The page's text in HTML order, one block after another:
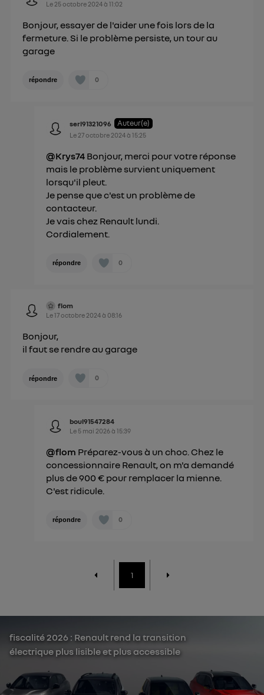
Le 25 octobre 2024à11:02
Bonjour, essayer de l'aider une fois lors de la
fermeture. Si le problème persiste, un tour au
garage
répondre 0
serl91321096 Auteur(e)
Le 27 octobre 2024à15:25
@Krys74 Bonjour, merci pour votre réponse
mais le problème survient uniquement
lorsqu'il pleut.
Je pense que c'est un problème de
contacteur.
Je vais chez Renault lundi.
Cordialement.
répondre 0
flom
Le17 octobre 2024à 08:16
Bonjour,
il faut se rendre au garage
répondre 0
boul91547284
Le 5 mai 2026à15:39
@flom Préparez-vous à un choc. Chez le
concessionnaire Renault, on m'a demandé
plus de 900 € pour remplacer la mienne.
C'est ridicule.
répondre 0
1
fiscalité 2026 : Renault rend la transition
électrique plus lisible et plus accessible
Politique d'information sur les données